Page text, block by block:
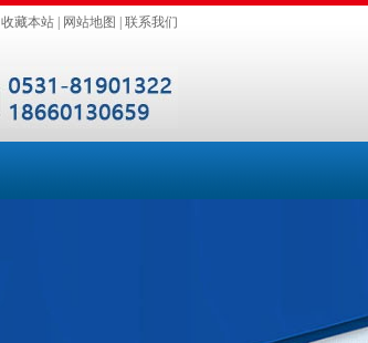
收藏本站 网站地图 联系我们